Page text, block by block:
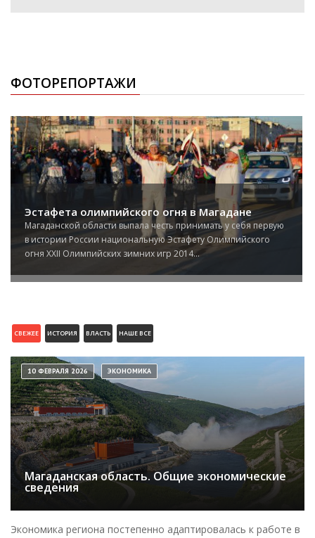
ФОТОРЕПОРТАЖИ
Эстафета олимпийского огня в Магадане
Магаданской области выпала честь принимать у себя первую
в истории России национальную Эстафету Олимпийского
огня XXII Олимпийских зимних игр 2014...
СВЕЖЕЕ ИСТОРИЯ ВЛАСТЬ НАШЕ ВСЕ
Магаданская область. Общие экономические
сведения
10 ФЕВРАЛЯ 2026 ЭКОНОМИКА
Экономика региона постепенно адаптировалась к работе в